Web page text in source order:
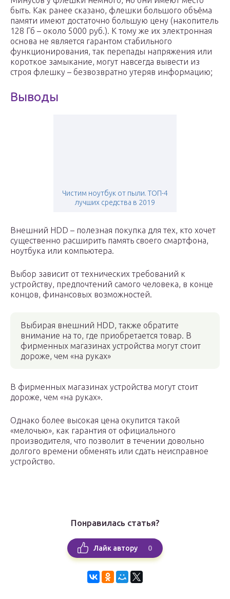
быть. Как ранее сказано, флешки большого объёма
памяти имеют достаточно большую цену (накопитель
128 Гб – около 5000 руб.). К тому же их электронная
основа не является гарантом стабильного
функционирования, так перепады напряжения или
короткое замыкание, могут навсегда вывести из
строя флешку – безвозвратно утеряв информацию;
Выводы
Чистим ноутбук от пыли. ТОП-4
лучших средства в 2019
Внешний HDD – полезная покупка для тех, кто хочет
существенно расширить память своего смартфона,
ноутбука или компьютера.
Выбор зависит от технических требований к
устройству, предпочтений самого человека, в конце
концов, финансовых возможностей.
Выбирая внешний HDD, также обратите
внимание на то, где приобретается товар. В
фирменных магазинах устройства могут стоит
дороже, чем «на руках»
В фирменных магазинах устройства могут стоит
дороже, чем «на руках».
Однако более высокая цена окупится такой
«мелочью», как гарантия от официального
производителя, что позволит в течении довольно
долгого времени обменять или сдать неисправное
устройство.
Понравилась статья?
Лайк автору 0